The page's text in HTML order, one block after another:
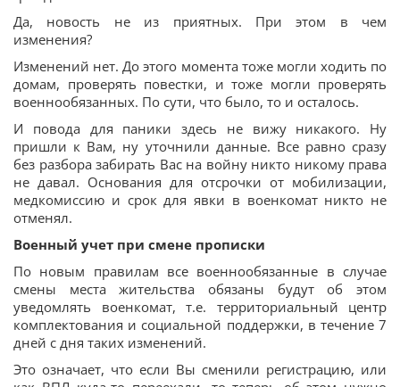
Да, новость не из приятных. При этом в чем
изменения?
Изменений нет. До этого момента тоже могли ходить по
домам, проверять повестки, и тоже могли проверять
военнообязанных. По сути, что было, то и осталось.
И повода для паники здесь не вижу никакого. Ну
пришли к Вам, ну уточнили данные. Все равно сразу
без разбора забирать Вас на войну никто никому права
не давал. Основания для отсрочки от мобилизации,
медкомиссию и срок для явки в военкомат никто не
отменял.
Военный учет при смене прописки
По новым правилам все военнообязанные в случае
смены места жительства обязаны будут об этом
уведомлять военкомат, т.е. территориальный центр
комплектования и социальной поддержки, в течение 7
дней с дня таких изменений.
Это означает, что если Вы сменили регистрацию, или